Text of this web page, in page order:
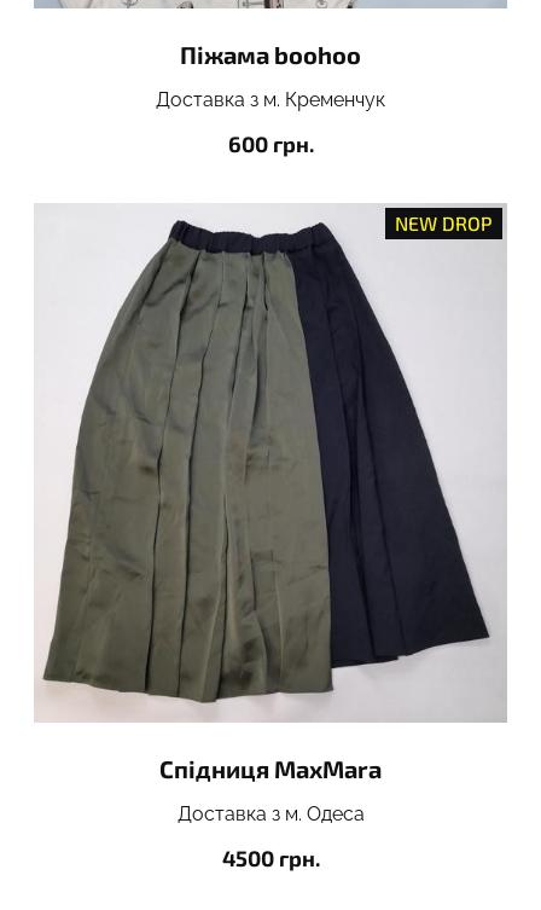
Піжама boohoo
Доставка з м. Кременчук
600 грн.
NEW DROP
Спідниця MaxMara
Доставка з м. Одеса
4500 грн.